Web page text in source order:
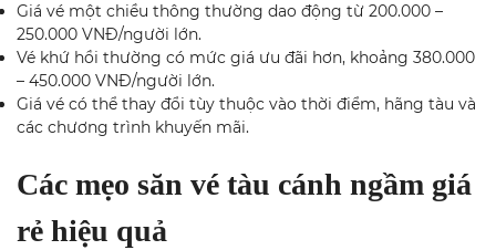
Giá vé một chiều thông thường dao động từ 200.000 –
250.000 VNĐ/người lớn.
Vé khứ hồi thường có mức giá ưu đãi hơn, khoảng 380.000
– 450.000 VNĐ/người lớn.
Giá vé có thể thay đổi tùy thuộc vào thời điểm, hãng tàu và
các chương trình khuyến mãi.
Các mẹo săn vé tàu cánh ngầm giá
rẻ hiệu quả